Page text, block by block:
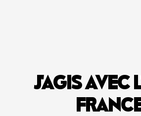
J'AGIS AVEC